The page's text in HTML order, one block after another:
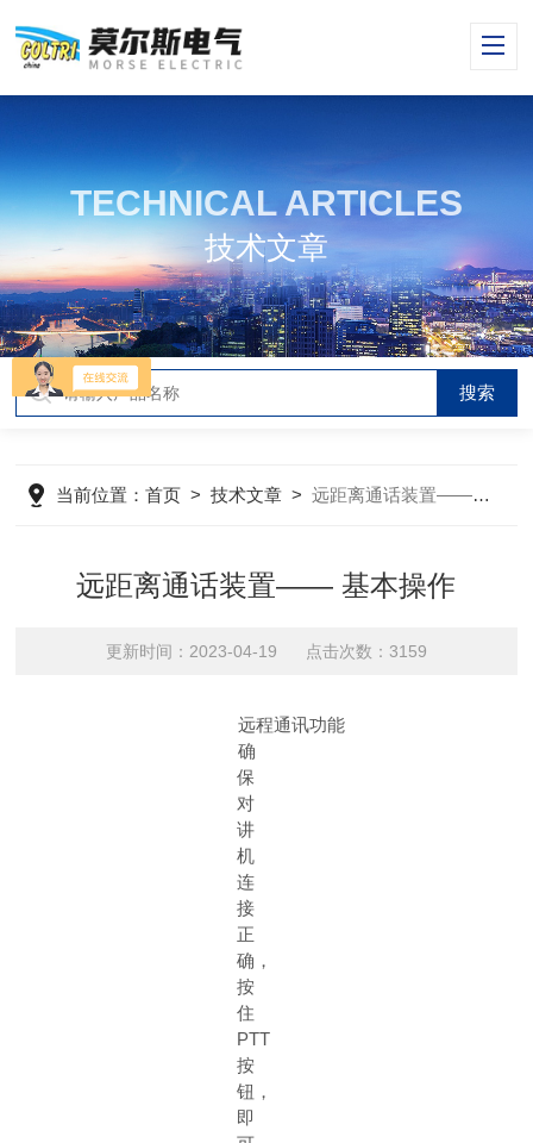
TECHNICAL ARTICLES
技术文章
当前位置：首页 >技术文章 >远距离通话装置—— 基本操作
远距离通话装置—— 基本操作
更新时间：2023-04-19 点击次数：3159
远程通讯功能
确
保
对
讲
机
连
接
正
确，
按
住
PTT
按
钮，
即